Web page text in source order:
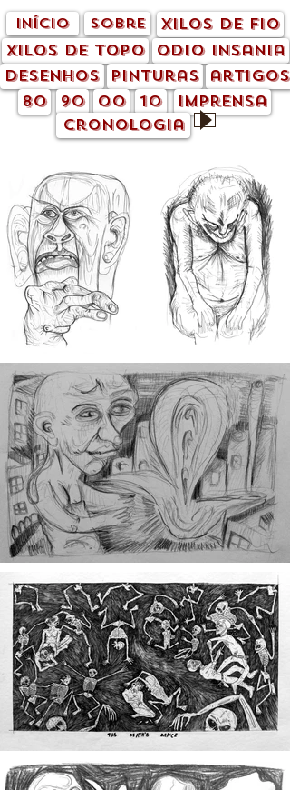
início sobre
xilos de fio
xilos de topo
odio insania
desenhos
pinturas artigos
80
90 00 10
imprensa
cronologia